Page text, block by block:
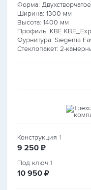
Форма:
Ширина: 1300 мм
Высота: 1400 мм
Профиль: KBE
Фурнитура: Siegenia
Стеклопакет: 2-
Конструкция 1
9 250 руб.
₽
Под ключ 1
10 950 руб.
₽